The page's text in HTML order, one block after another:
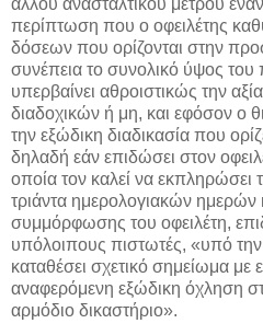
άλλου ανασταλτικού μέτρου
περίπτωση που ο οφειλέτης
δόσεων που ορίζονται στην
συνέπεια το συνολικό ύψος
υπερβαίνει αθροιστικώς την
διαδοχικών ή μη, και εφόσον ο
την εξώδικη διαδικασία που
δηλαδή εάν επιδώσει στον
οποία τον καλεί να εκπληρώσει
τριάντα ημερολογιακών
συμμόρφωσης του οφειλέτη,
υπόλοιπους πιστωτές, «υπό
καταθέσει σχετικό σημείωμα
αναφερόμενη εξώδικη όχληση
αρμόδιο δικαστήριο».